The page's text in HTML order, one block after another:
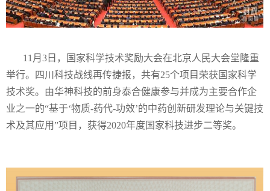
11月3日，国家科学技术奖励大会在北京人民大会堂隆重
举行。四川科技战线再传捷报，共有25个项目荣获国家科学
技术奖。由华神科技的前身泰合健康参与并成为主要合作企
业之一的“基于‘物质-药代-功效’的中药创新研发理论与关键技
术及其应用”项目，获得2020年度国家科技进步二等奖。